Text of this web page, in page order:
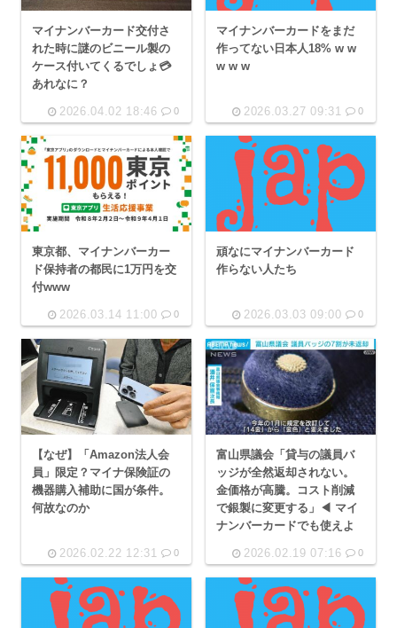
マイナンバーカード交付さ
れた時に謎のビニール製の
ケース付いてくるでしょ💳
あれなに？
2026.04.02 18:46 0
マイナンバーカードをまだ
作ってない日本人18% w w
w w w
2026.03.27 09:31 0
東京都、マイナンバーカー
ド保持者の都民に1万円を交
付www
2026.03.14 11:00 0
頑なにマイナンバーカード
作らない人たち
2026.03.03 09:00 0
【なぜ】「Amazon法人会
員」限定？マイナ保険証の
機器購入補助に国が条件。
何故なのか
2026.02.22 12:31 0
富山県議会「貸与の議員バ
ッジが全然返却されない。
金価格が高騰。コスト削減
で銀製に変更する」◀ マイ
ナンバーカードでも使えよ
2026.02.19 07:16 0